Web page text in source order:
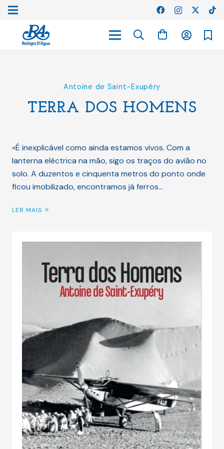
Antoine de Saint-Exupéry
TERRA DOS HOMENS
«É inexplicável como ainda estamos vivos. Com a
lanterna eléctrica na mão, sigo os traços do avião no
solo. A duzentos e cinquenta metros do ponto onde
ficou imobilizado, encontramos já ferros…
LER MAIS